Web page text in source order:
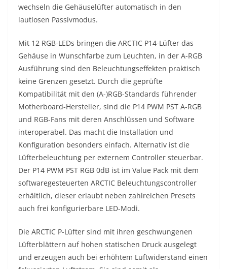
wechseln die Gehäuselüfter automatisch in den
lautlosen Passivmodus.
Mit 12 RGB-LEDs bringen die ARCTIC P14-Lüfter das
Gehäuse in Wunschfarbe zum Leuchten, in der A-RGB
Ausführung sind den Beleuchtungseffekten praktisch
keine Grenzen gesetzt. Durch die geprüfte
Kompatibilität mit den (A-)RGB-Standards führender
Motherboard-Hersteller, sind die P14 PWM PST A-RGB
und RGB-Fans mit deren Anschlüssen und Software
interoperabel. Das macht die Installation und
Konfiguration besonders einfach. Alternativ ist die
Lüfterbeleuchtung per externem Controller steuerbar.
Der P14 PWM PST RGB 0dB ist im Value Pack mit dem
softwaregesteuerten ARCTIC Beleuchtungscontroller
erhältlich, dieser erlaubt neben zahlreichen Presets
auch frei konfigurierbare LED-Modi.
Die ARCTIC P-Lüfter sind mit ihren geschwungenen
Lüfterblättern auf hohen statischen Druck ausgelegt
und erzeugen auch bei erhöhtem Luftwiderstand einen